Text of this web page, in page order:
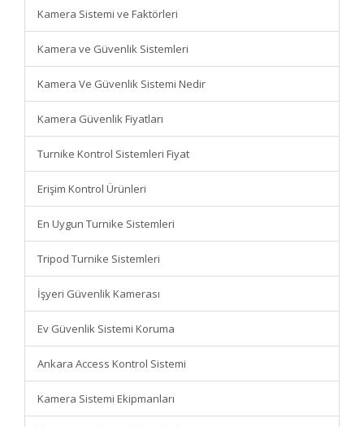
Kamera Sistemi ve Faktörleri
Kamera ve Güvenlik Sistemleri
Kamera Ve Güvenlik Sistemi Nedir
Kamera Güvenlik Fiyatları
Turnike Kontrol Sistemleri Fiyat
Erişim Kontrol Ürünleri
En Uygun Turnike Sistemleri
Tripod Turnike Sistemleri
İşyeri Güvenlik Kamerası
Ev Güvenlik Sistemi Koruma
Ankara Access Kontrol Sistemi
Kamera Sistemi Ekipmanları